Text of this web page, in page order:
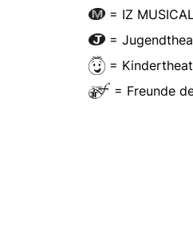
= IZ
=
=
= Freunde